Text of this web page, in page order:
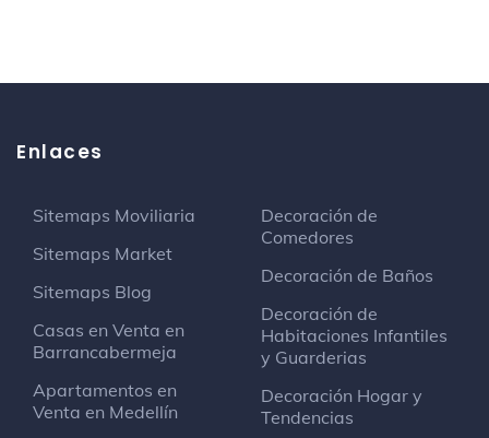
Enlaces
Sitemaps Moviliaria
Sitemaps Market
Sitemaps Blog
Casas en Venta en
Barrancabermeja
Apartamentos en
Venta en Medellín
Decoración de
Comedores
Decoración de Baños
Decoración de
Habitaciones Infantiles
y Guarderias
Decoración Hogar y
Tendencias